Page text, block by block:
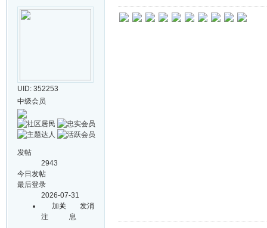
UID: 352253
中级会员
发帖
2943
今日发帖
最后登录
2026-07-31
加关
注
发消
息